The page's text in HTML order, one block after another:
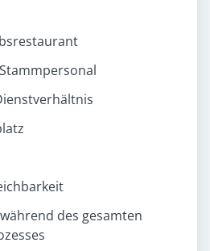
des gesamten